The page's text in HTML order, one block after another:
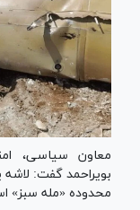
معاون سیاسی،
بویراحمد گفت:
محدوده «مله سبز»